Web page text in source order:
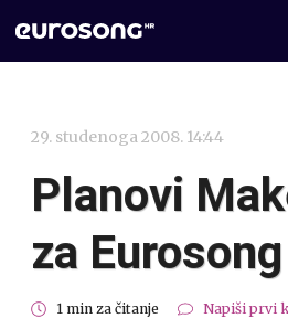
29. studenoga 2008. 14:44
Planovi
za
1 min za čitanje Napiši prvi